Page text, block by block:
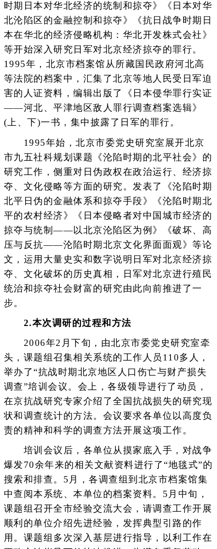
时期日本对华北经济的统制和掠夺》《日本对华
北沦陷区的金融控制和掠夺》《抗日战争时期日
本在华北的经济侵略机构：华北开发株式会社》
等开始深入研究日军对北京经济掠夺的罪行。
1995年，北京市档案馆从所藏国民政府河北高
等法院的档案中，汇集了北京等地人民受日军迫
害的人证资料，编辑出版了《日本侵华罪行实证
——河北、平津地区敌人罪行调查档案选辑》
(上、下)一书，集中披露了日军的罪行。
1995年始，北京市委党史研究室展开北京
市九五社科规划课题《沦陷时期的北平社会》的
研究工作，侧重对日伪政权在政治运行、经济掠
夺、文化侵略等方面的研究。发表了《沦陷时期
北平日伪的金融体系和掠夺手段》《沦陷时期北
平的农村经济》《日本侵略者对中国城市经济的
掠夺与统制——以北京沦陷区为例》《破坏、高
压与反抗——沦陷时期北京文化界面面观》等论
文，运用大量史实和数字说明日军对北京经济掠
夺、文化破坏的历史真相，日军对北京进行殖民
统治和掠夺社会财富的研究由此向前推进了一
步。
2.本次调研的过程和方法
2006年2月下旬，由北京市委党史研究室牵
头，课题组召集相关系统的工作人员110多人，
举办了“抗战时期北京地区人口伤亡与财产损失
调查”培训会议。会上，各级领导进行了动员，
在京抗战研究专家介绍了全国抗战损失的研究现
状和调查统计的方法。会议要求各单位以高度负
责的精神和科学的调查方法开展这项工作。
培训会议后，各单位从摸家底入手，对战争
爆发70余年来的相关文献资料进行了“地毯式”的
搜索和排查。5月，各调查组到北京市档案馆集
中查阅本系统、本单位的档案资料。5月中旬，
课题组召开全市经验交流大会，请调查工作开展
顺利的单位介绍先进经验，发挥典型引路的作
用。课题组多次深入基层进行指导，以利工作在